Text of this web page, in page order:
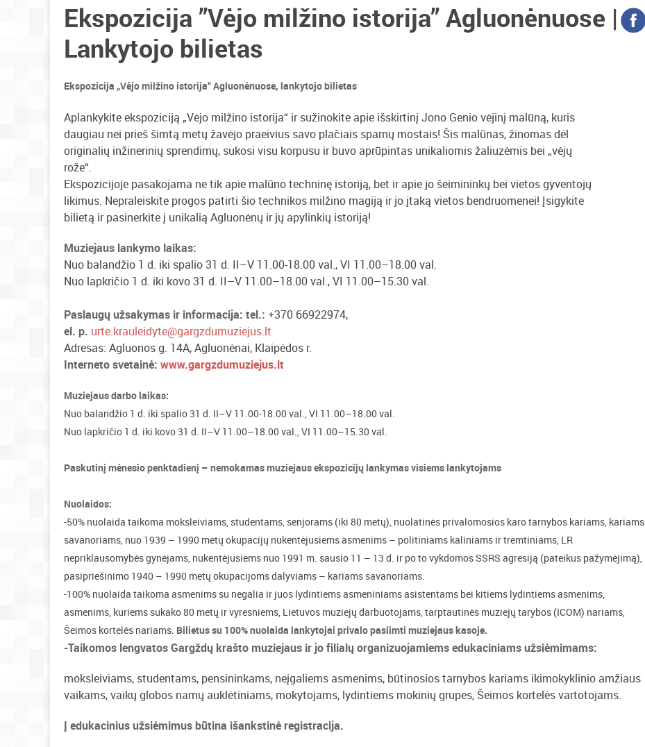
Ekspozicija ”Vėjo milžino istorija” Agluonėnuose |
Lankytojo bilietas
Ekspozicija „Vėjo milžino istorija“ Agluonėnuose, lankytojo bilietas
Aplankykite ekspoziciją „Vėjo milžino istorija“ ir sužinokite apie išskirtinį Jono Genio vėjinį malūną, kuris
daugiau nei prieš šimtą metų žavėjo praeivius savo plačiais sparnų mostais! Šis malūnas, žinomas dėl
originalių inžinerinių sprendimų, sukosi visu korpusu ir buvo aprūpintas unikaliomis žaliuzėmis bei „vėjų
rože“.
Ekspozicijoje pasakojama ne tik apie malūno techninę istoriją, bet ir apie jo šeimininkų bei vietos gyventojų
likimus. Nepraleiskite progos patirti šio technikos milžino magiją ir jo įtaką vietos bendruomenei! Įsigykite
bilietą ir pasinerkite į unikalią Agluonėnų ir jų apylinkių istoriją!
Muziejaus lankymo laikas:
Nuo balandžio 1 d. iki spalio 31 d. II–V 11.00-18.00 val., VI 11.00–18.00 val.
Nuo lapkričio 1 d. iki kovo 31 d. II–V 11.00–18.00 val., VI 11.00–15.30 val.
Paslaugų užsakymas ir informacija: tel.: +370 66922974,
el. p. urte.krauleidyte@gargzdumuziejus.lt
Adresas: Agluonos g. 14A, Agluonėnai, Klaipėdos r.
Interneto svetainė: www.gargzdumuziejus.lt
Muziejaus darbo laikas:
Nuo balandžio 1 d. iki spalio 31 d. II–V 11.00-18.00 val., VI 11.00–18.00 val.
Nuo lapkričio 1 d. iki kovo 31 d. II–V 11.00–18.00 val., VI 11.00–15.30 val.
Paskutinį mėnesio penktadienį – nemokamas muziejaus ekspozicijų lankymas visiems lankytojams
Nuolaidos:
-50% nuolaida taikoma moksleiviams, studentams, senjorams (iki 80 metų), nuolatinės privalomosios karo tarnybos kariams, kariams
savanoriams, nuo 1939 – 1990 metų okupacijų nukentėjusiems asmenims – politiniams kaliniams ir tremtiniams, LR
nepriklausomybės gynėjams, nukentėjusiems nuo 1991 m. sausio 11 – 13 d. ir po to vykdomos SSRS agresiją (pateikus pažymėjimą),
pasipriešinimo 1940 – 1990 metų okupacijoms dalyviams – kariams savanoriams.
-100% nuolaida taikoma asmenims su negalia ir juos lydintiems asmeniniams asistentams bei kitiems lydintiems asmenims,
asmenims, kuriems sukako 80 metų ir vyresniems, Lietuvos muziejų darbuotojams, tarptautinės muziejų tarybos (ICOM) nariams,
Šeimos kortelės nariams. Bilietus su 100% nuolaida lankytojai privalo pasiimti muziejaus kasoje.
-Taikomos lengvatosGargždų krašto muziejaus ir jo filialų organizuojamiems edukaciniams užsiėmimams:
moksleiviams, studentams, pensininkams, neįgaliems asmenims, būtinosios tarnybos kariams ikimokyklinio amžiaus
vaikams, vaikų globos namų auklėtiniams, mokytojams, lydintiems mokinių grupes, Šeimos kortelės vartotojams.
Į edukacinius užsiėmimus būtina išankstinė registracija.